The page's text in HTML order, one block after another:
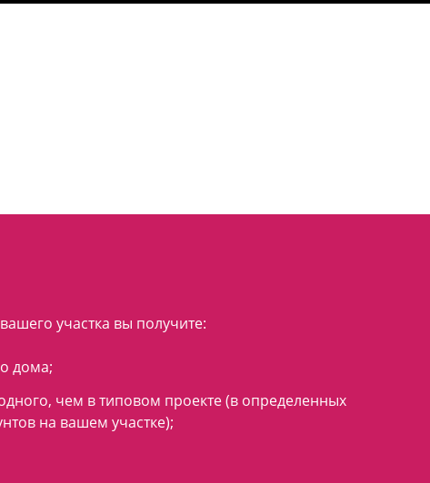
участка вы получите:
дома;
чем в типовом проекте (в определенных
на вашем участке);